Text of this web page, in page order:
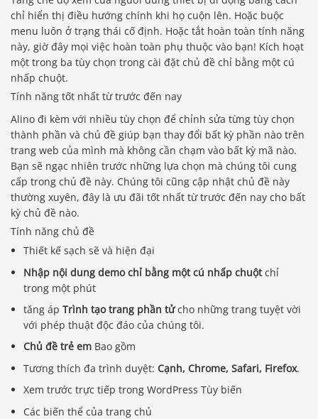
chỉ hiển thị điều hướng chính khi họ cuộn lên. Hoặc buộc
menu luôn ở trạng thái cố định. Hoặc tắt hoàn toàn tính năng
này, giờ đây mọi việc hoàn toàn phụ thuộc vào bạn! Kích hoạt
một trong ba tùy chọn trong cài đặt chủ đề chỉ bằng một cú
nhấp chuột.
Tính năng tốt nhất từ ​​trước đến nay
Alino đi kèm với nhiều tùy chọn để chỉnh sửa từng tùy chọn
thành phần và chủ đề giúp bạn thay đổi bất kỳ phần nào trên
trang web của mình mà không cần chạm vào bất kỳ mã nào.
Bạn sẽ ngạc nhiên trước những lựa chọn mà chúng tôi cung
cấp trong chủ đề này. Chúng tôi cũng cập nhật chủ đề này
thường xuyên, đây là ưu đãi tốt nhất từ ​​trước đến nay cho bất
kỳ chủ đề nào.
Tính năng chủ đề
Thiết kế sạch sẽ và hiện đại
Nhập nội dung demo chỉ bằng một cú nhấp chuộtchỉ
trong một phút
tăng ápTrình tạo trang phần tửcho những trang tuyệt vời
với phép thuật độc đáo của chúng tôi.
Chủ đề trẻ em Bao gồm
Tương thích đa trình duyệt: Cạnh, Chrome, Safari, Firefox.
Xem trước trực tiếp trong WordPress Tùy biến
Các biến thể của trang chủ